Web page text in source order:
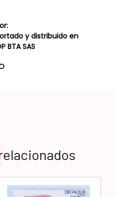
y distribuido en
BTA SAS